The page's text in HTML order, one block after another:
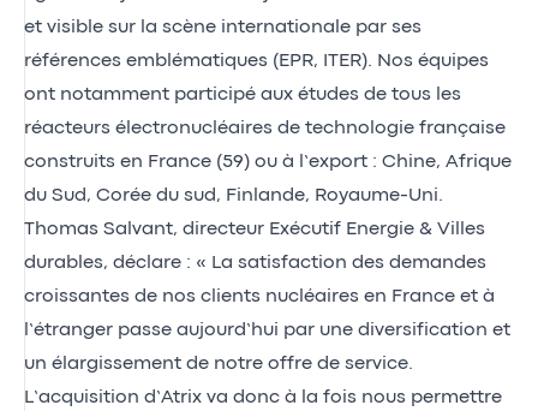
et visible sur la scène internationale par ses
références emblématiques (EPR, ITER). Nos équipes
ont notamment participé aux études de tous les
réacteurs électronucléaires de technologie française
construits en France (59) ou à l’export : Chine, Afrique
du Sud, Corée du sud, Finlande, Royaume-Uni.
Thomas Salvant, directeur Exécutif Energie & Villes
durables, déclare : « La satisfaction des demandes
croissantes de nos clients nucléaires en France et à
l’étranger passe aujourd’hui par une diversification et
un élargissement de notre offre de service.
L’acquisition d’Atrix va donc à la fois nous permettre